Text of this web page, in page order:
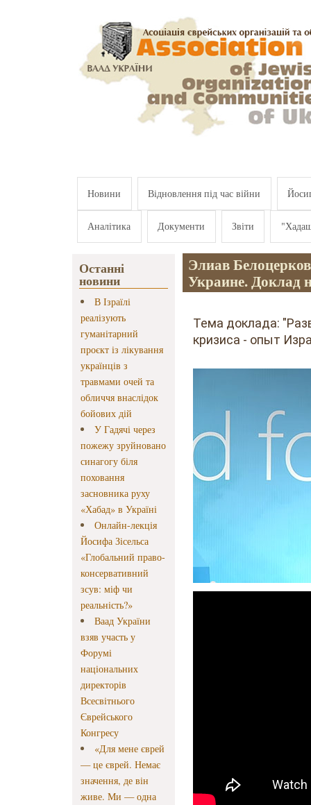
Новини Відновлення під час війни
Аналітика Документи Звіти
Останні
новини
В Ізраїлі
реалізують
гуманітарний
проєкт із лікування
українців з
травмами очей та
обличчя внаслідок
бойових дій
У Гадячі через
пожежу зруйновано
синагогу біля
поховання
засновника руху
«Хабад» в Україні
Онлайн-лекція
Йосифа Зісельса
«Глобальний право-
консервативний
зсув: міф чи
реальність?»
Ваад України
взяв участь у
Форумі
національних
директорів
Всесвітнього
Єврейського
Конгресу
«Для мене єврей
— це єврей. Немає
значення, де він
живе. Ми — одна
Элиав
Украине. Доклад
Тема доклада:
кризиса - опыт